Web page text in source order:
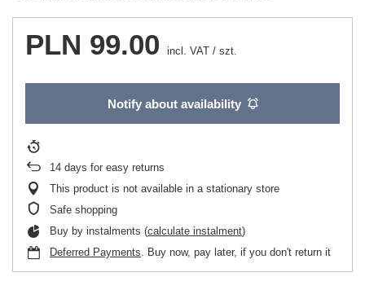
PLN 99.00 incl. VAT / szt.
Notify about availability
14 days for easy returns
This product is not available in a stationary store
Safe shopping
Buy by instalments (calculate instalment)
Deferred Payments. Buy now, pay later, if you don't return it